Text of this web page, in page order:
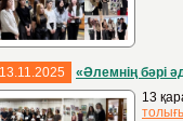
13.11.2025
«Әлемнің бәрі
13